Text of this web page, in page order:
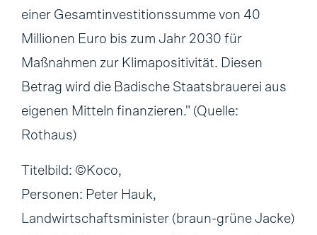
einer Gesamtinvestitionssumme von 40
Millionen Euro bis zum Jahr 2030 für
Maßnahmen zur Klimapositivität. Diesen
Betrag wird die Badische Staatsbrauerei aus
eigenen Mitteln finanzieren." (Quelle:
Rothaus)
Titelbild: ©Koco,
Personen: Peter Hauk,
Landwirtschaftsminister (braun-grüne Jacke)